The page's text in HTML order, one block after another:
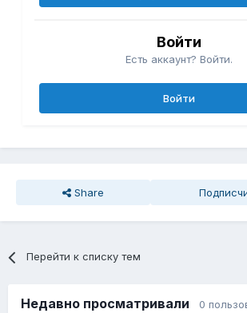
Войти
Есть аккаунт? Войти.
Войти
Share
Перейти к списку тем
Недавно просматривали 0